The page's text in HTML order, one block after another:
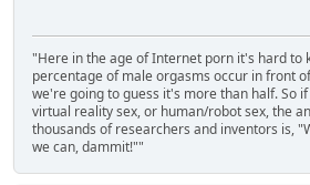
"Here in the age of Internet porn it's hard to
percentage of male orgasms occur in front
we're going to guess it's more than half. So
virtual reality sex, or human/robot sex, the
thousands of researchers and inventors is,
we can, dammit!""